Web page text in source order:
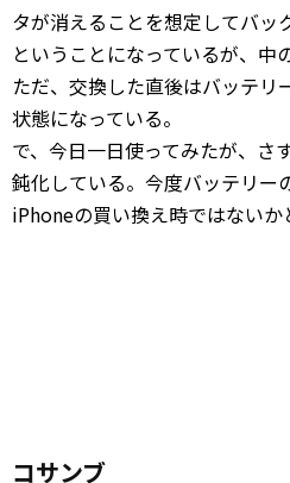
タが消えることを想定してバッ
ということになっているが、中
ただ、交換した直後はバッテリ
状態になっている。
で、今日一日使ってみたが、さ
鈍化している。今度バッテリー
iPhoneの買い換え時ではないか
コサンブ